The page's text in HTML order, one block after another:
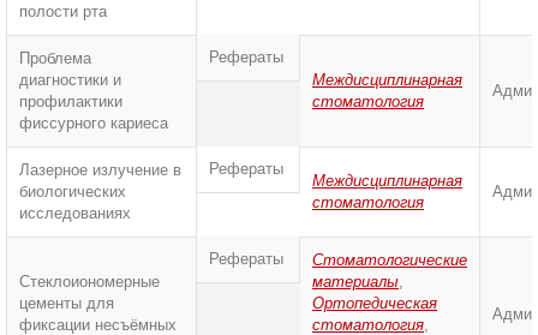
полости рта
Проблема
диагностики и
профилактики
фиссурного кариеса
Рефераты
Междисциплинарная
стоматология
Лазерное излучение в
биологических
исследованиях
Рефераты
Междисциплинарная
стоматология
Стеклоиономерные
цементы для
фиксации несъёмных
Рефераты
Стоматологические
материалы,
Ортопедическая
стоматология,